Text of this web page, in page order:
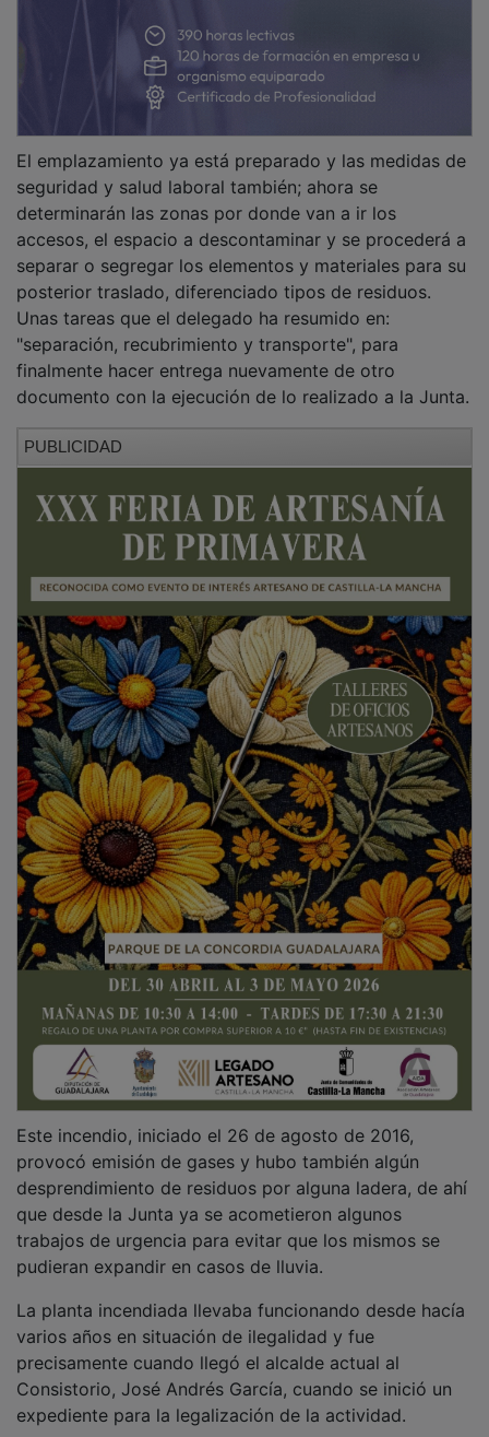
seguridad y salud laboral también; ahora se
determinarán las zonas por donde van a ir los
accesos, el espacio a descontaminar y se procederá a
separar o segregar los elementos y materiales para su
posterior traslado, diferenciado tipos de residuos.
Unas tareas que el delegado ha resumido en:
"separación, recubrimiento y transporte", para
finalmente hacer entrega nuevamente de otro
documento con la ejecución de lo realizado a la Junta.
provocó emisión de gases y hubo también algún
desprendimiento de residuos por alguna ladera, de ahí
que desde la Junta ya se acometieron algunos
trabajos de urgencia para evitar que los mismos se
pudieran expandir en casos de lluvia.
varios años en situación de ilegalidad y fue
precisamente cuando llegó el alcalde actual al
Consistorio, José Andrés García, cuando se inició un
expediente para la legalización de la actividad.